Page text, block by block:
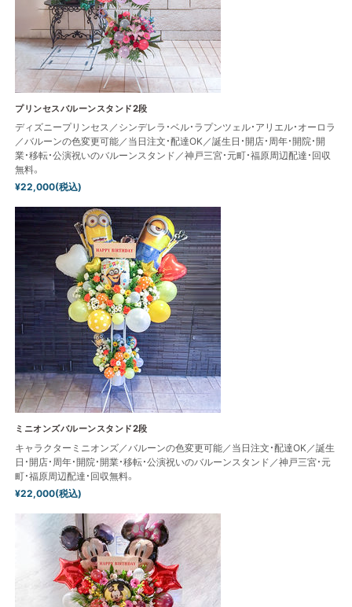
プリンセスバルーンスタンド2段
ディズニープリンセス／シンデレラ・ベル・ラプンツェル・アリエル・オーロラ
／バルーンの色変更可能／当日注文・配達OK／誕生日・開店・周年・開院・開
業・移転・公演祝いのバルーンスタンド／神戸三宮・元町・福原周辺配達・回収
無料。
¥22,000(税込)
ミニオンズバルーンスタンド2段
キャラクターミニオンズ／バルーンの色変更可能／当日注文・配達OK／誕生
日・開店・周年・開院・開業・移転・公演祝いのバルーンスタンド／神戸三宮・元
町・福原周辺配達・回収無料。
¥22,000(税込)